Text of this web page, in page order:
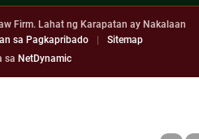
Firm. Lahat ng Karapatan ay Nakalaan
sa Pagkapribado
Sitemap
sa NetDynamic